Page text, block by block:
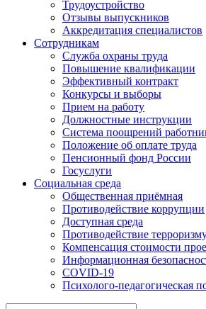
Трудоустройство
Отзывы выпускников
Аккредитация специалистов
Сотрудникам
Служба охраны труда
Повышение квалификации
Эффективный контракт
Конкурсы и выборы
Прием на работу
Должностные инструкции
Система поощрений
Положение об оплате труда
Пенсионный фонд России
Госуслуги
Социальная среда
Общественная приёмная
Противодействие коррупции
Доступная среда
Противодействие
Компенсация стоимости
Информационная
COVID-19
Психолого-педагогическая